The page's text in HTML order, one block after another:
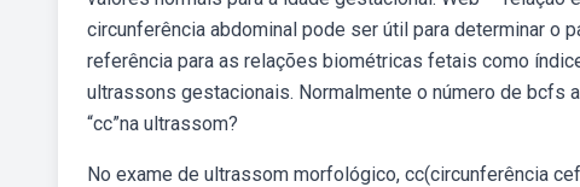
circunferência abdominal pode ser útil para determinar o
referência para as relações biométricas fetais como
ultrassons gestacionais. Normalmente o número de bcfs
“cc”na ultrassom?
No exame de ultrassom morfológico, cc(circunferência